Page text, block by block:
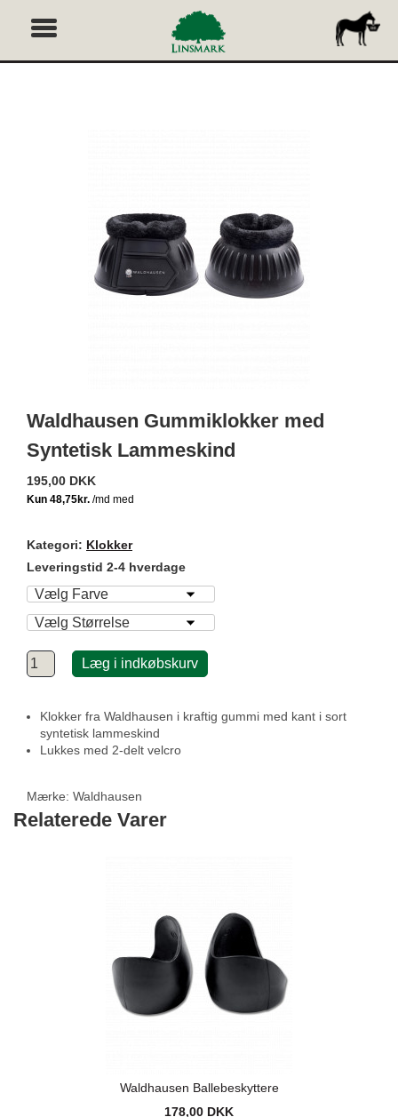
Waldhausen Gummiklokker med
Syntetisk Lammeskind
195,00 DKK
Kategori: Klokker
Leveringstid 2-4 hverdage
Læg i indkøbskurv
Klokker fra Waldhausen i kraftig gummi med kant i sort
syntetisk lammeskind
Lukkes med 2-delt velcro
Mærke: Waldhausen
Relaterede Varer
Waldhausen Ballebeskyttere
178,00 DKK